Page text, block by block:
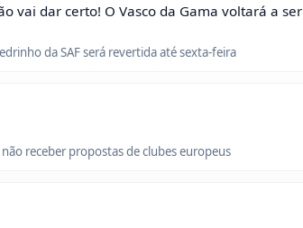
vai dar certo! O Vasco da Gama voltará a ser
da SAF será revertida até sexta-feira
receber propostas de clubes europeus